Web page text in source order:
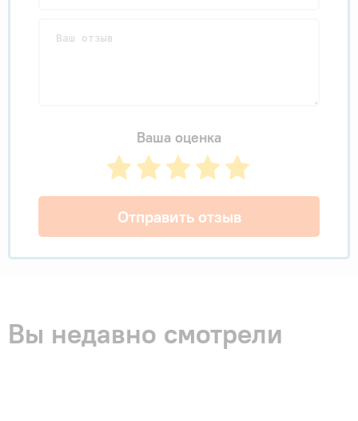
Ваша оценка
Отправить отзыв
Вы недавно смотрели